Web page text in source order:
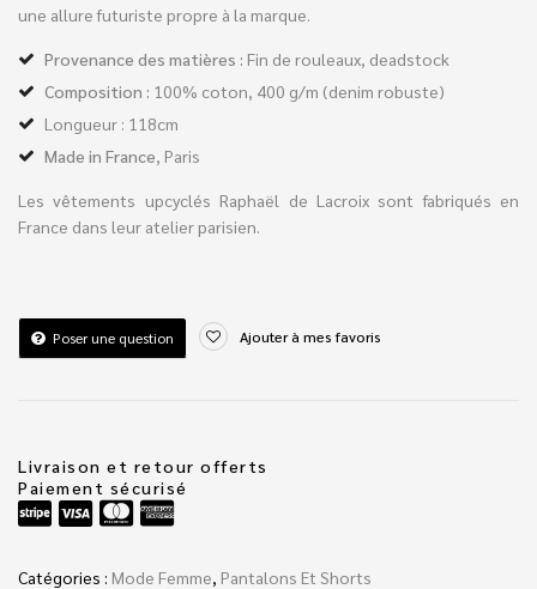
une allure futuriste propre à la marque.
Provenance des matières : Fin de rouleaux, deadstock
Composition : 100% coton, 400 g/m (denim robuste)
Longueur : 118cm
Made in France, Paris
Les vêtements upcyclés Raphaël de Lacroix sont fabriqués en
France dans leur atelier parisien.
Poser une question Ajouter à mes favoris
Livraison et retour offerts
Paiement sécurisé
Catégories : Mode Femme Pantalons Et Shorts